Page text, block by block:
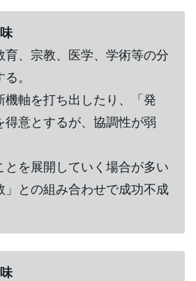
育、宗教、医学、学術等の分
。
機軸を打ち出したり、「発
得意とするが、協調性が弱
とを展開していく場合が多い
」との組み合わせで成功不成